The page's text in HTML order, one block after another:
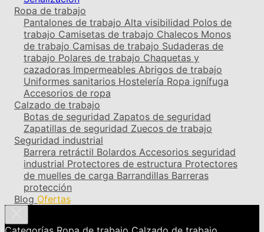
Ropa de trabajo
Pantalones de trabajo Alta visibilidad Polos de
trabajo Camisetas de trabajo Chalecos Monos
de trabajo Camisas de trabajo Sudaderas de
trabajo Polares de trabajo Chaquetas y
cazadoras Impermeables Abrigos de trabajo
Uniformes sanitarios Hostelería Ropa ignífuga
Accesorios de ropa
Calzado de trabajo
Botas de seguridad Zapatos de seguridad
Zapatillas de seguridad Zuecos de trabajo
Seguridad industrial
Barrera retráctil Bolardos Accesorios seguridad
industrial Protectores de estructura Protectores
de muelles de carga Barrandillas Barreras
protección
Blog Ofertas